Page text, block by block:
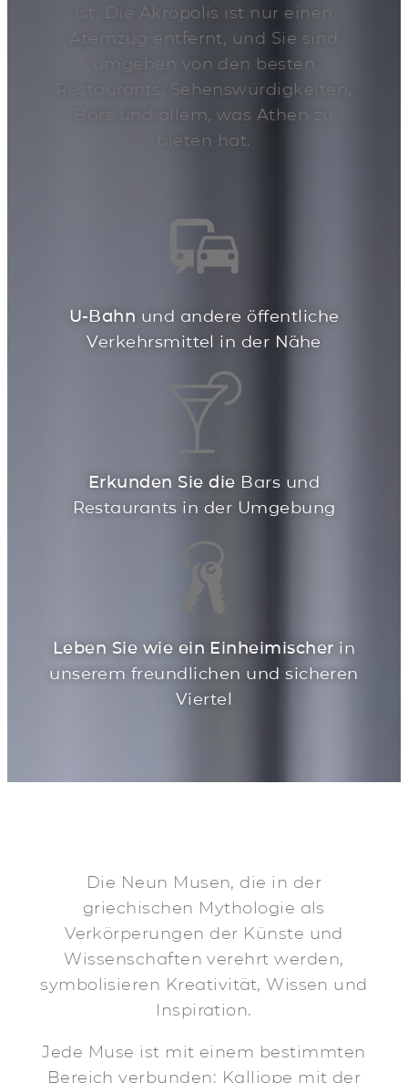
ist. Die Akropolis ist nur einen
Atemzug entfernt, und Sie sind
umgeben von den besten
Restaurants, Sehenswürdigkeiten,
Bars und allem, was Athen zu
bieten hat.
U-Bahn und andere öffentliche
Verkehrsmittel in der Nähe
Erkunden Sie die Bars und
Restaurants in der Umgebung
Leben Sie wie ein Einheimischer in
unserem freundlichen und sicheren
Viertel
Die Neun Musen, die in der
griechischen Mythologie als
Verkörperungen der Künste und
Wissenschaften verehrt werden,
symbolisieren Kreativität, Wissen und
Inspiration.
Jede Muse ist mit einem bestimmten
Bereich verbunden: Kalliope mit der